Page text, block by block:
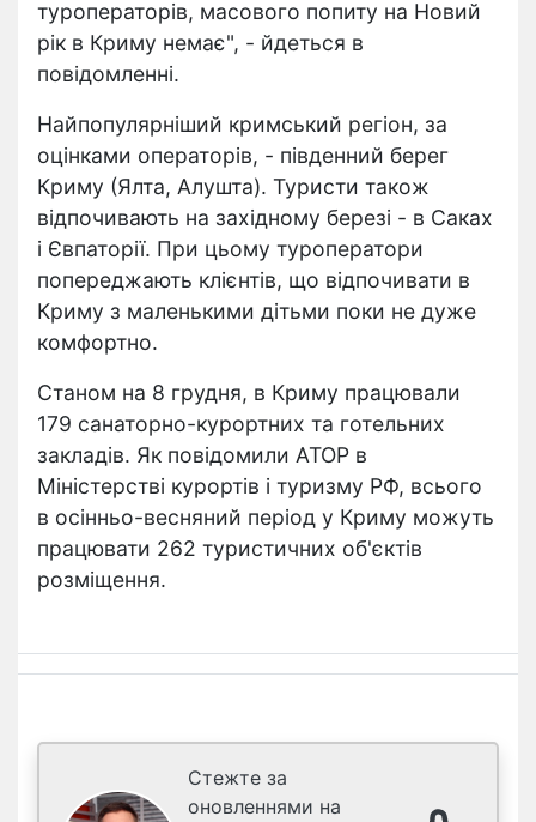
туроператорів, масового попиту на Новий
рік в Криму немає", - йдеться в
повідомленні.
Найпопулярніший кримський регіон, за
оцінками операторів, - південний берег
Криму (Ялта, Алушта). Туристи також
відпочивають на західному березі - в Саках
і Євпаторії. При цьому туроператори
попереджають клієнтів, що відпочивати в
Криму з маленькими дітьми поки не дуже
комфортно.
Станом на 8 грудня, в Криму працювали
179 санаторно-курортних та готельних
закладів. Як повідомили АТОР в
Міністерстві курортів і туризму РФ, всього
в осінньо-весняний період у Криму можуть
працювати 262 туристичних об'єктів
розміщення.
Стежте за
оновленнями на